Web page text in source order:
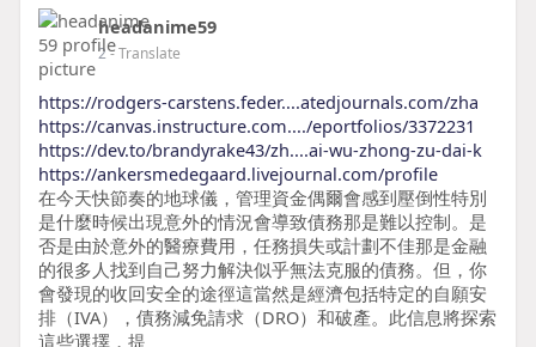
headanime59
2- Translate
https://rodgers-carstens.feder....atedjournals.com/zha
https://canvas.instructure.com..../eportfolios/3372231
https://dev.to/brandyrake43/zh....ai-wu-zhong-zu-dai-k
https://ankersmedegaard.livejournal.com/profile
在今天快節奏的地球儀，管理資金偶爾會感到壓倒性特別
是什麼時候出現意外的情況會導致債務那是難以控制。是
否是由於意外的醫療費用，任務損失或計劃不佳那是金融
的很多人找到自己努力解決似乎無法克服的債務。但，你
會發現的收回安全的途徑這當然是經濟包括特定的自願安
排（IVA），債務減免請求（DRO）和破產。此信息將探索
這些選擇，提